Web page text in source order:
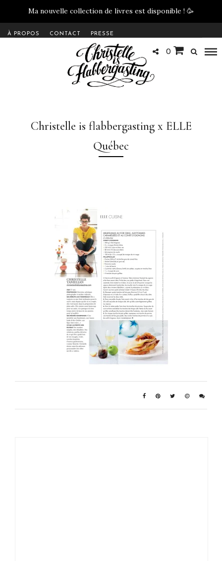
Ma nouvelle collection de livres est disponible ! 🥳
À PROPOS CONTACT PRESSE
0
Christelle is flabbergasting x ELLE
Québec